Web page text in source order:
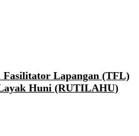
Fasilitator Lapangan (TFL)
Huni (RUTILAHU)